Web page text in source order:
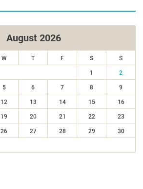
August 2026
W T F S S
1 2
5 6 7 8 9
12 13 14 15 16
19 20 21 22 23
26 27 28 29 30